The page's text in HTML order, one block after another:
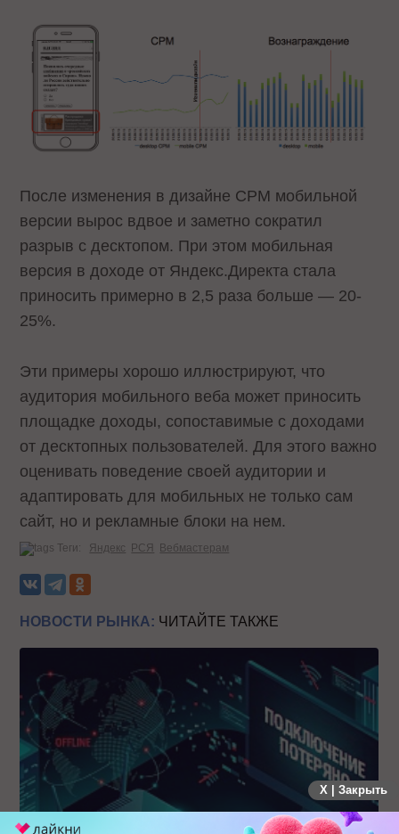
После изменения в дизайне CPM мобильной
версии вырос вдвое и заметно сократил
разрыв с десктопом. При этом мобильная
версия в доходе от Яндекс.Директа стала
приносить примерно в 2,5 раза больше — 20-
25%.
Эти примеры хорошо иллюстрируют, что
аудитория мобильного веба может приносить
площадке доходы, сопоставимые с доходами
от десктопных пользователей. Для этого важно
оценивать поведение своей аудитории и
адаптировать для мобильных не только сам
сайт, но и рекламные блоки на нем.
Теги: Яндекс РСЯ Вебмастерам
НОВОСТИ РЫНКА: ЧИТАЙТЕ ТАКЖЕ
X | Закрыть